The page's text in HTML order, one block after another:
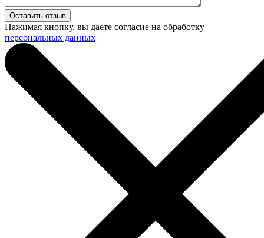
Нажимая кнопку, вы даете согласие на обработку
персональных данных